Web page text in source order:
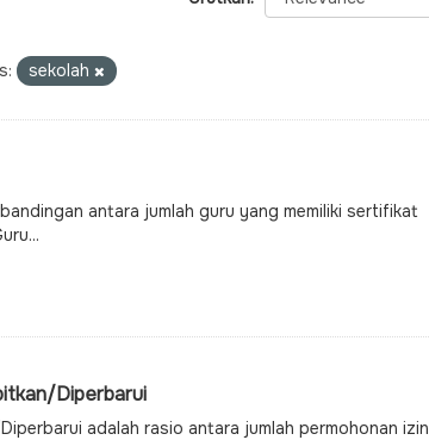
sekolah
antara jumlah guru yang memiliki sertifikat
Diperbarui
adalah rasio antara jumlah permohonan izin